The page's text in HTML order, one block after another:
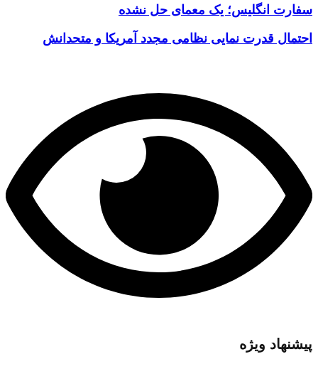
سفارت انگلیس؛ یک معمای حل نشده
احتمال قدرت نمایی نظامی مجدد آمریکا و متحدانش
پیشنهاد ویژه